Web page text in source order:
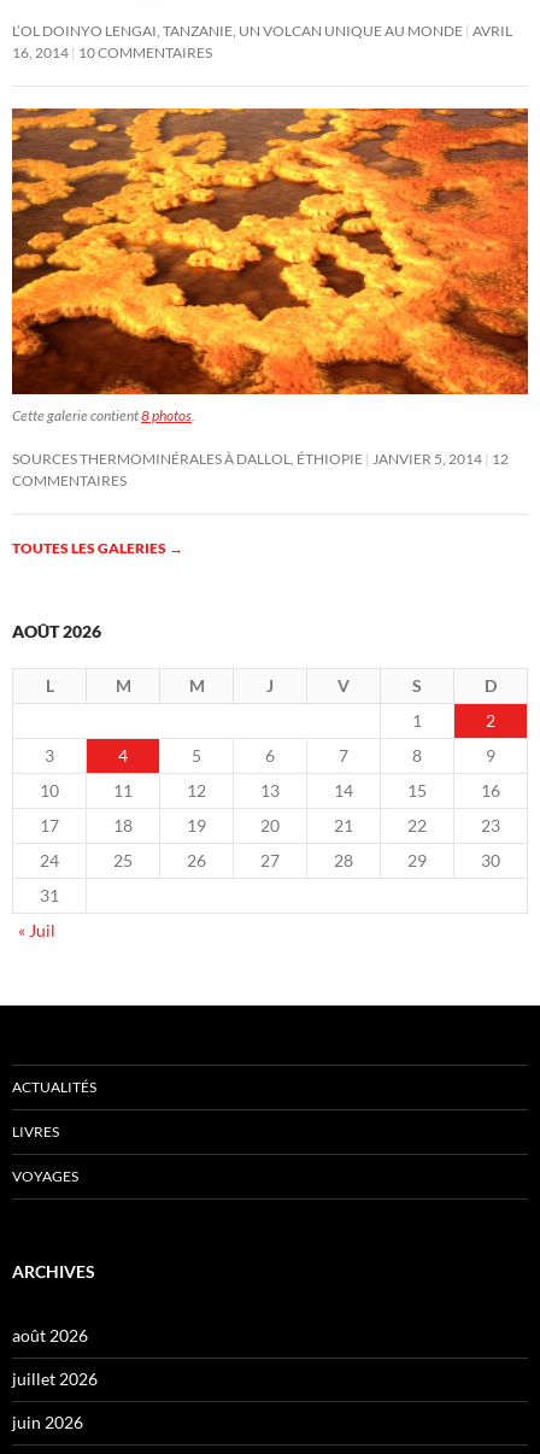
L’OL DOINYO LENGAI, TANZANIE, UN VOLCAN UNIQUE AU MONDE AVRIL
16, 2014 10 COMMENTAIRES
Cette galerie contient8 photos.
SOURCES THERMOMINÉRALES À DALLOL, ÉTHIOPIE JANVIER 5, 2014 12
COMMENTAIRES
TOUTES LES GALERIES →
AOÛT 2026
L M M J V S
D
1
2
3
4 5 6 7 8
9
10
11 12 13 14 15
16
17
18 19 20 21 22
23
24
25 26 27 28 29
30
31
« Juil
ACTUALITÉS
LIVRES
VOYAGES
ARCHIVES
août 2026
juillet 2026
juin 2026